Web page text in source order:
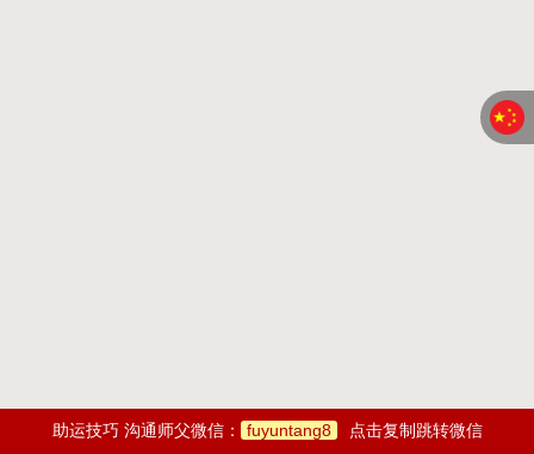
助运技巧 沟通师父微信： fuyuntang8 点击复制跳转微信